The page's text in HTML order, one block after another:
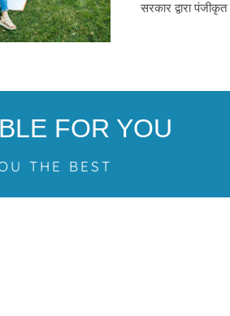
सरकार द्वारा
FOR YOU
THE BEST